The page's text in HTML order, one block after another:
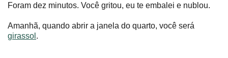
Foram dez minutos. Você gritou, eu te embalei e nublou.
Amanhã, quando abrir a janela do quarto, você será
girassol .